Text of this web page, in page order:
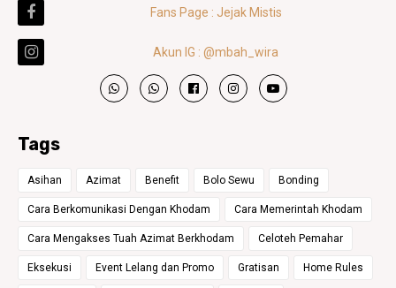
Fans Page : Jejak Mistis
Akun IG : @mbah_wira
Tags
Asihan Azimat Benefit Bolo Sewu Bonding
Cara Berkomunikasi Dengan Khodam Cara Memerintah Khodam
Cara Mengakses Tuah Azimat Berkhodam Celoteh Pemahar
Eksekusi Event Lelang dan Promo Gratisan Home Rules